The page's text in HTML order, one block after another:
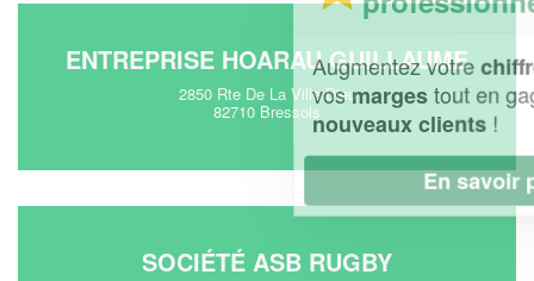
ENTREPRISE HOARAU GUILLAUME
2850 Rte De La Ville Dieu
82710 Bressols
SOCIÉTÉ ASB RUGBY
Augmentez votrechiffre d'affaireset
vosmargestout en gagnant de
nouveaux clients!
En savoir plus